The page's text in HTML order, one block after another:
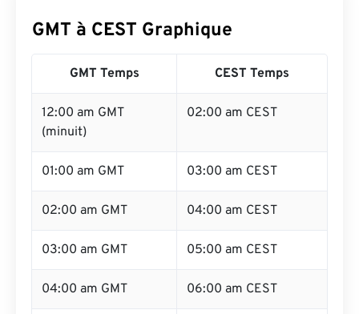
GMT à CEST Graphique
GMT Temps CEST Temps
12:00 am GMT
(minuit)
02:00 am CEST
01:00 am GMT 03:00 am CEST
02:00 am GMT 04:00 am CEST
03:00 am GMT 05:00 am CEST
04:00 am GMT 06:00 am CEST